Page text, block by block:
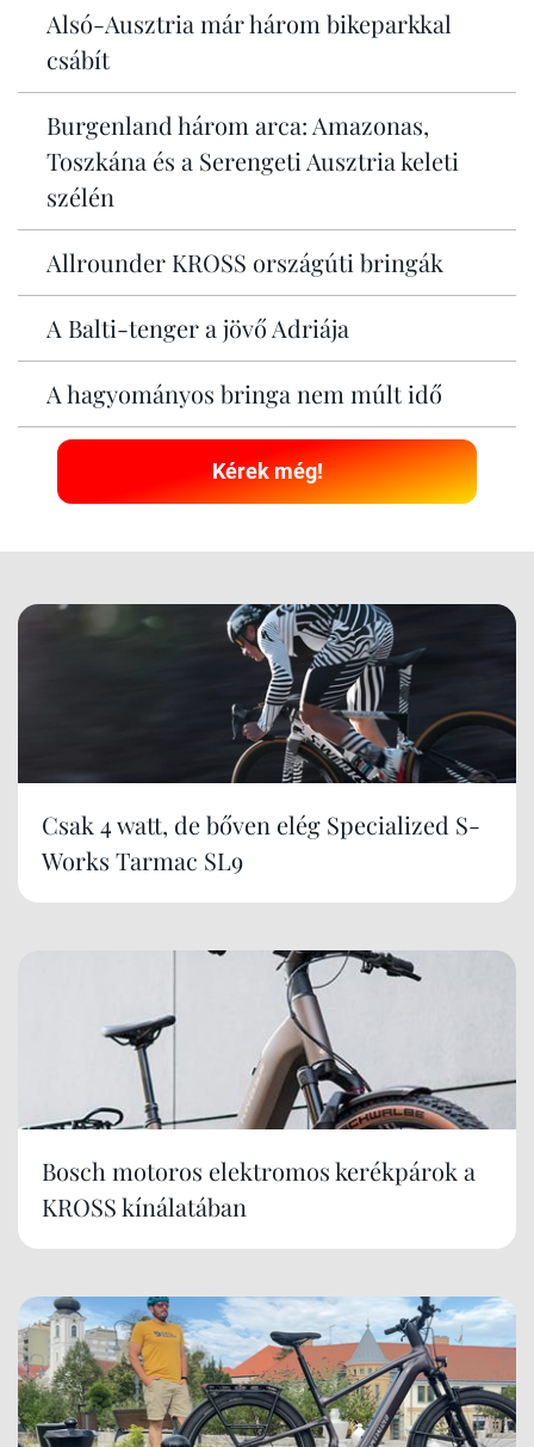
Alsó-Ausztria már három bikeparkkal
csábít
Burgenland három arca: Amazonas,
Toszkána és a Serengeti Ausztria keleti
szélén
Allrounder KROSS országúti bringák
A Balti-tenger a jövő Adriája
A hagyományos bringa nem múlt idő
Kérek még!
Csak 4 watt, de bőven elég Specialized S-
Works Tarmac SL9
Bosch motoros elektromos kerékpárok a
KROSS kínálatában